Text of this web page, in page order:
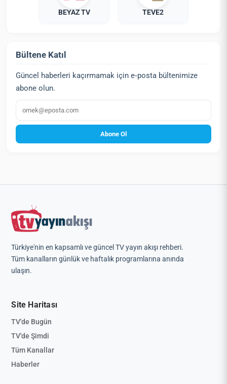
BEYAZ TV TEVE2
Bültene Katıl
Güncel haberleri kaçırmamak için e‑posta bültenimize
abone olun.
E‑posta
Abone Ol
Türkiye'nin en kapsamlı ve güncel TV yayın akışı rehberi.
Tüm kanalların günlük ve haftalık programlarına anında
ulaşın.
Site Haritası
TV'de Bugün
TV'de Şimdi
Tüm Kanallar
Haberler